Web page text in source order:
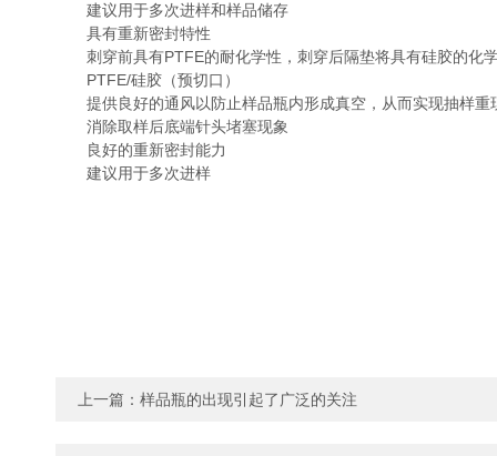
建议用于多次进样和样品储存
具有重新密封特性
刺穿前具有PTFE的耐化学性，刺穿后隔垫将具有硅胶的化
PTFE/硅胶（预切口）
提供良好的通风以防止样品瓶内形成真空，从而实现抽样重
消除取样后底端针头堵塞现象
良好的重新密封能力
建议用于多次进样
上一篇： 样品瓶的出现引起了广泛的关注